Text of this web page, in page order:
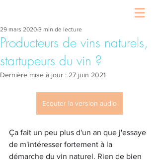
Producteurs de vins naturels,
startupeurs du vin ?
29 mars 2020 3 min de lecture
Dernière mise à jour : 27 juin 2021
Ecouter la version audio
Ça fait un peu plus d'un an que j'essaye
de m'intéresser fortement à la
démarche du vin naturel. Rien de bien